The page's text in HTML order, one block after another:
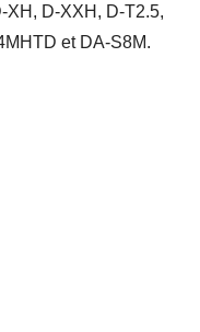
XH, D-XXH, D-T2.5,
et DA-S8M.